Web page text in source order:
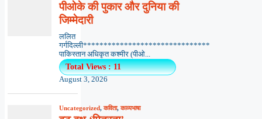
पीओके की पुकार और दुनिया की
जिम्मेदारी
ललित
गर्गदिल्ली*******************************
पाकिस्तान अधिकृत कश्मीर (पीओ...
Total Views : 11
August 3, 2026
Uncategorized,कविता,काव्यभाषा